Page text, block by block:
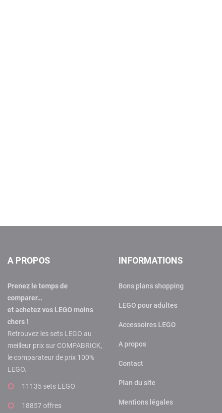
A PROPOS
Prenez le temps de
comparer…
et achetez vos LEGO moins
chers !
Retrouvez les sets LEGO au
meilleur prix sur COMPABRICK,
le comparateur de prix 100%
LEGO.
11135 sets LEGO
18857 offres
INFORMATIONS
Bons plans shopping
LEGO pour adultes
Accessoires LEGO
A propos
Contact
Plan du site
Mentions légales